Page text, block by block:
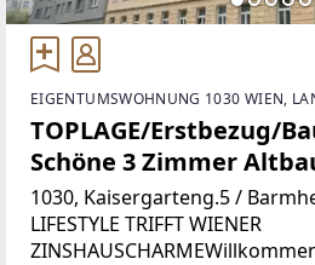
EIGENTUMSWOHNUNG 1030 WIEN,
TOPLAGE/Erstbezug/
Schöne 3 Zimmer
7)
1030, Kaisergarteng.5 /
LIFESTYLE TRIFFT WIENER